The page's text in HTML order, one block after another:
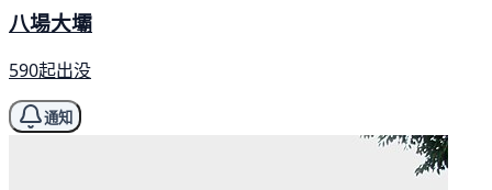
八場大壩
590起出没
通知